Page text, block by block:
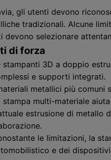
gli utenti devono
tradizionali. Alcune
devono selezionare
di forza
stampanti 3D a doppio
e supporti integrati.
metallici più comuni
stampa multi-materiale
estrusione di metallo
le limitazioni, la
e dei